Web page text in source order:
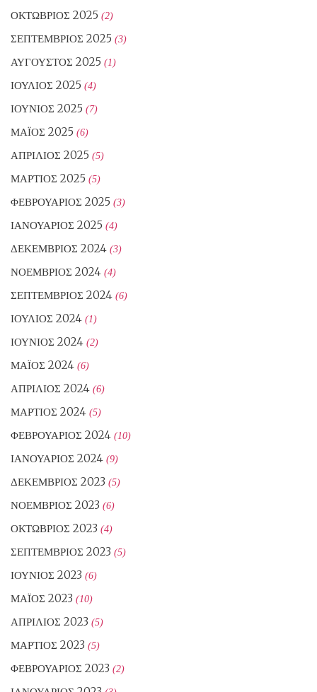
ΟΚΤΏΒΡΙΟΣ 2025 (2)
ΣΕΠΤΈΜΒΡΙΟΣ 2025 (3)
ΑΎΓΟΥΣΤΟΣ 2025 (1)
ΙΟΎΛΙΟΣ 2025 (4)
ΙΟΎΝΙΟΣ 2025 (7)
ΜΆΙΟΣ 2025 (6)
ΑΠΡΊΛΙΟΣ 2025 (5)
ΜΆΡΤΙΟΣ 2025 (5)
ΦΕΒΡΟΥΆΡΙΟΣ 2025 (3)
ΙΑΝΟΥΆΡΙΟΣ 2025 (4)
ΔΕΚΈΜΒΡΙΟΣ 2024 (3)
ΝΟΈΜΒΡΙΟΣ 2024 (4)
ΣΕΠΤΈΜΒΡΙΟΣ 2024 (6)
ΙΟΎΛΙΟΣ 2024 (1)
ΙΟΎΝΙΟΣ 2024 (2)
ΜΆΙΟΣ 2024 (6)
ΑΠΡΊΛΙΟΣ 2024 (6)
ΜΆΡΤΙΟΣ 2024 (5)
ΦΕΒΡΟΥΆΡΙΟΣ 2024 (10)
ΙΑΝΟΥΆΡΙΟΣ 2024 (9)
ΔΕΚΈΜΒΡΙΟΣ 2023 (5)
ΝΟΈΜΒΡΙΟΣ 2023 (6)
ΟΚΤΏΒΡΙΟΣ 2023 (4)
ΣΕΠΤΈΜΒΡΙΟΣ 2023 (5)
ΙΟΎΝΙΟΣ 2023 (6)
ΜΆΙΟΣ 2023 (10)
ΑΠΡΊΛΙΟΣ 2023 (5)
ΜΆΡΤΙΟΣ 2023 (5)
ΦΕΒΡΟΥΆΡΙΟΣ 2023 (2)